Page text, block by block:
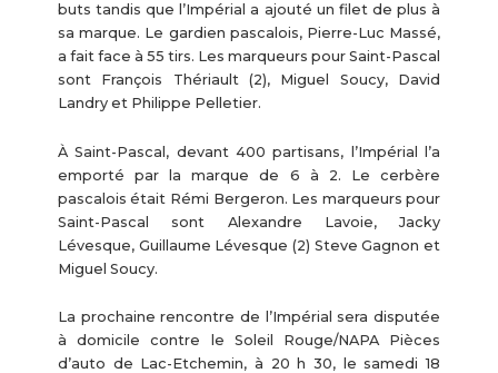
buts tandis que l’Impérial a ajouté un filet de plus à
sa marque. Le gardien pascalois, Pierre-Luc Massé,
a fait face à 55 tirs. Les marqueurs pour Saint-Pascal
sont François Thériault (2), Miguel Soucy, David
Landry et Philippe Pelletier.
À Saint-Pascal, devant 400 partisans, l’Impérial l’a
emporté par la marque de 6 à 2. Le cerbère
pascalois était Rémi Bergeron. Les marqueurs pour
Saint-Pascal sont Alexandre Lavoie, Jacky
Lévesque, Guillaume Lévesque (2) Steve Gagnon et
Miguel Soucy.
La prochaine rencontre de l’Impérial sera disputée
à domicile contre le Soleil Rouge/NAPA Pièces
d’auto de Lac-Etchemin, à 20 h 30, le samedi 18